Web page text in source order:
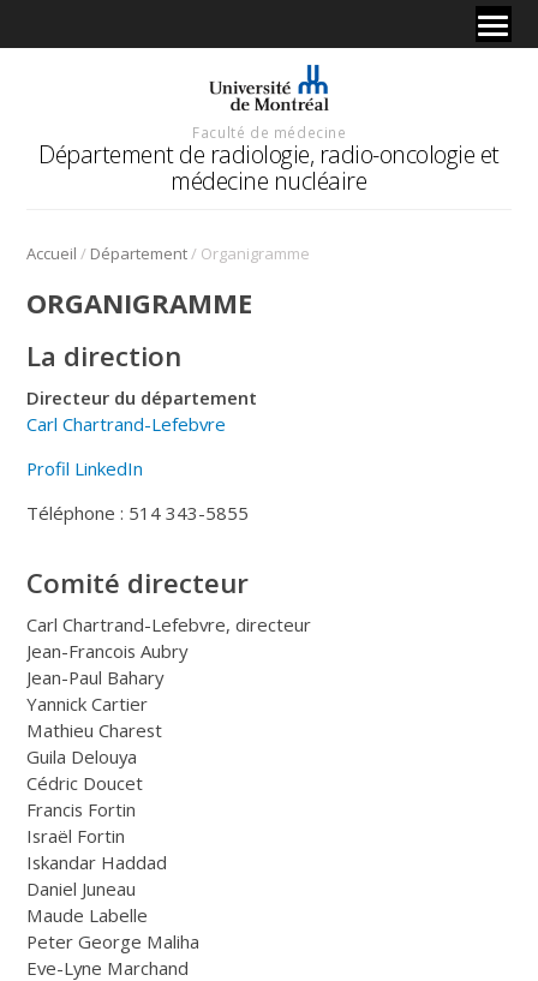
Faculté de médecine
Département de radiologie, radio-oncologie et
médecine nucléaire
Accueil / Département/ Organigramme
ORGANIGRAMME
La direction
Directeur du département
Carl Chartrand-Lefebvre
Profil LinkedIn
Téléphone : 514 343-5855
Comité directeur
Carl Chartrand-Lefebvre, directeur
Jean-Francois Aubry
Jean-Paul Bahary
Yannick Cartier
Mathieu Charest
Guila Delouya
Cédric Doucet
Francis Fortin
Israël Fortin
Iskandar Haddad
Daniel Juneau
Maude Labelle
Peter George Maliha
Eve-Lyne Marchand